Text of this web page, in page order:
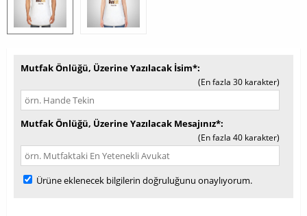
Mutfak Önlüğü, Üzerine Yazılacak İsim*
(En fazla 30 karakter)
Mutfak Önlüğü, Üzerine Yazılacak Mesajınız*
(En fazla 40 karakter)
Ürüne eklenecek bilgilerin doğruluğunu onaylıyorum.